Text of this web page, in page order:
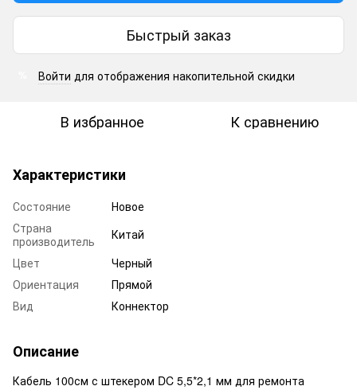
Быстрый заказ
Войти для отображения накопительной скидки
В избранное К сравнению
Характеристики
Состояние
Новое
Страна
производитель
Китай
Цвет
Черный
Ориентация
Прямой
Вид
Коннектор
Описание
Кабель 100см с штекером DC 5,5*2,1 мм для ремонта